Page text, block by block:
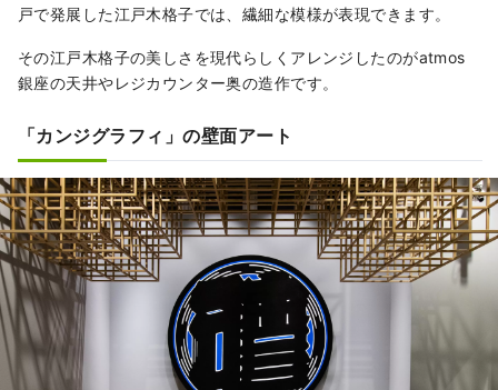
戸で発展した江戸木格子では、繊細な模様が表現できます。
その江戸木格子の美しさを現代らしくアレンジしたのがatmos
銀座の天井やレジカウンター奥の造作です。
「カンジグラフィ」の壁面アート